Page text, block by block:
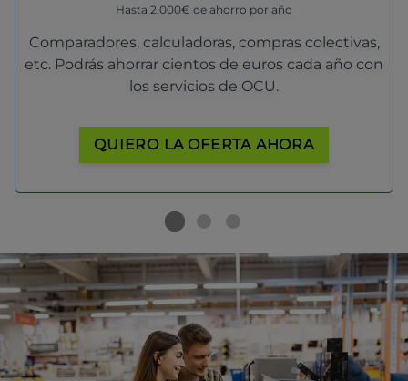
Hasta 2.000€ de ahorro por año
Comparadores, calculadoras, compras colectivas,
etc. Podrás ahorrar cientos de euros cada año con
los servicios de OCU.
QUIERO LA OFERTA AHORA